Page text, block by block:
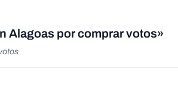
Alagoas por comprar votos»